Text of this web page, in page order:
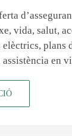
vida, salut,
plans
en